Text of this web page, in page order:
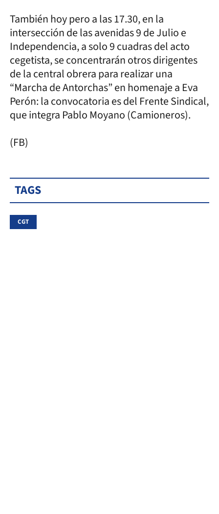
También hoy pero a las 17.30, en la
intersección de las avenidas 9 de Julio e
Independencia, a solo 9 cuadras del acto
cegetista, se concentrarán otros dirigentes
de la central obrera para realizar una
“Marcha de Antorchas” en homenaje a Eva
Perón: la convocatoria es del Frente Sindical,
que integra Pablo Moyano (Camioneros).
(FB)
TAGS
CGT